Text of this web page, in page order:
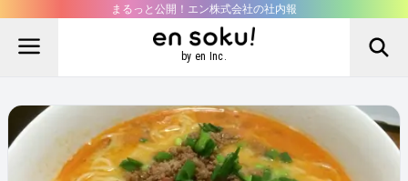
まるっと公開！エン株式会社の社内報
by en Inc.